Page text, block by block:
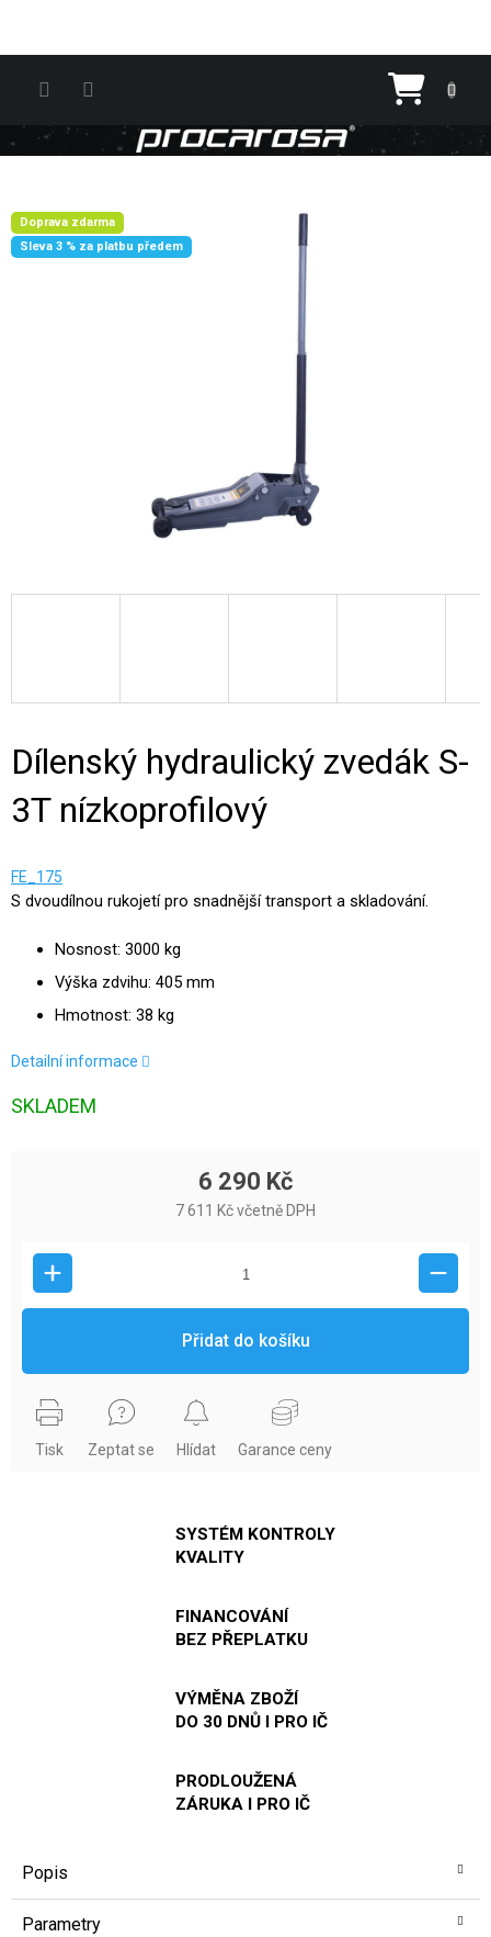
Doprava zdarma
Sleva 3 % za platbu předem
Dílenský hydraulický zvedák S-
3T nízkoprofilový
FE_175
S dvoudílnou rukojetí pro snadnější transport a skladování.
Nosnost: 3000 kg
Výška zdvihu: 405 mm
Hmotnost: 38 kg
Detailní informace
SKLADEM
6 290 Kč
7 611 Kč včetně DPH
Přidat do košíku
Tisk Zeptat se Hlídat Garance ceny
SYSTÉM KONTROLY
KVALITY
FINANCOVÁNÍ
BEZ PŘEPLATKU
VÝMĚNA ZBOŽÍ
DO 30 DNŮ I PRO IČ
PRODLOUŽENÁ
ZÁRUKA I PRO IČ
Popis
Parametry